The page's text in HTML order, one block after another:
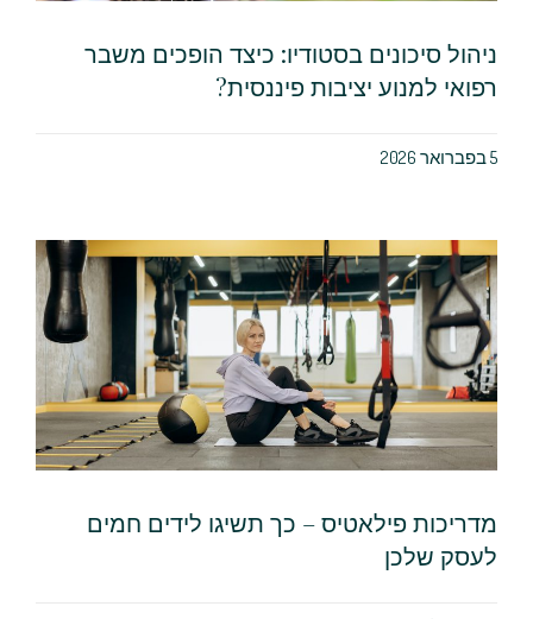
ניהול סיכונים בסטודיו: כיצד הופכים משבר
רפואי למנוע יציבות פיננסית?
מדריכות פילאטיס – כך תשיגו לידים חמים
לעסק שלכן